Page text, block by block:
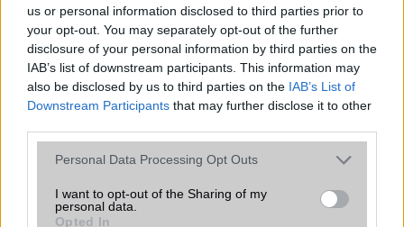
us or personal information disclosed to third parties prior to
your opt-out. You may separately opt-out of the further
disclosure of your personal information by third parties on the
IAB’s list of downstream participants. This information may
also be disclosed by us to third parties on the IAB’s List of
Downstream Participants that may further disclose it to other
Please note that this website/app uses one or more Google
not limited to your visit or usage behaviour. You may click to
grant or deny consent to Google and its third-party tags to
Personal Data Processing Opt Outs
I want to opt-out of the Sharing of my
personal data.
Opted In
Melyiket vegyem segítsetek, Desire S vagy Nexus S (i9023).Köszi.
István
2011-4-18 11:44:28
Nagyon király készülék, sokkal több egy szimpla Desire
választani, én nem bántam meg.:)